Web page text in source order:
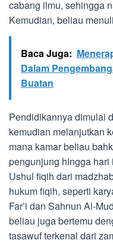
cabang ilmu, sehingga
Kemudian, beliau
Baca Juga:
Dalam
Buatan
Pendidikannya dimulai
kemudian melanjutkan
mana kamar beliau
pengunjung hingga
Ushul fiqih dari
hukum fiqih, seperti
Far’i dan Sahnun Al-
beliau juga bertemu
tasawuf terkenal dari